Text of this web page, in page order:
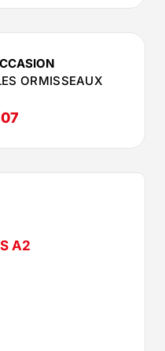
ORMISSEAUX
A2